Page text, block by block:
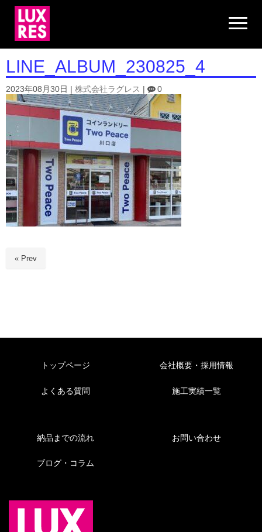
N
a
i
t
LINE_ALBUM_230825_4
2023年08月30日 株式会社ラグレス 0
« Prev
トップページ
よくある質問
会社概要・採用情報
施工実績一覧
納品までの流れ
ブログ・コラム
お問い合わせ